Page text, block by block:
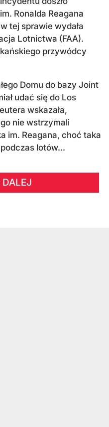
Ronalda Reagana
tej sprawie wydała
Lotnictwa (FAA).
przywódcy
Domu do bazy Joint
udać się do Los
wskazała,
nie wstrzymali
im. Reagana, choć taka
lotów...